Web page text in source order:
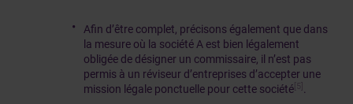
Afin d’être complet, précisons également que dans
la mesure où la société A est bien légalement
obligée de désigner un commissaire, il n’est pas
permis à un réviseur d’entreprises d’accepter une
mission légale ponctuelle pour cette société [5]